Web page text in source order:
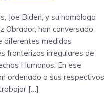
Joe Biden, y su homólogo
Obrador, han conversado
diferentes medidas
fronterizos irregulares de
Humanos. En ese
ordenado a sus respectivos
[…]